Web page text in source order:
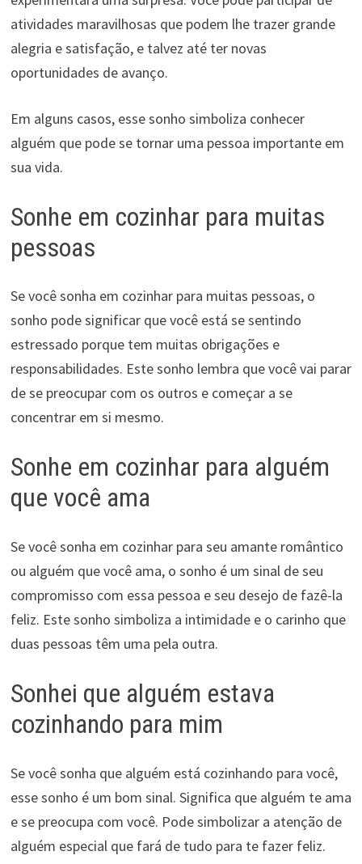
atividades maravilhosas que podem lhe trazer grande
alegria e satisfação, e talvez até ter novas
oportunidades de avanço.
Em alguns casos, esse sonho simboliza conhecer
alguém que pode se tornar uma pessoa importante em
sua vida.
Sonhe em cozinhar para muitas
pessoas
Se você sonha em cozinhar para muitas pessoas, o
sonho pode significar que você está se sentindo
estressado porque tem muitas obrigações e
responsabilidades. Este sonho lembra que você vai parar
de se preocupar com os outros e começar a se
concentrar em si mesmo.
Sonhe em cozinhar para alguém
que você ama
Se você sonha em cozinhar para seu amante romântico
ou alguém que você ama, o sonho é um sinal de seu
compromisso com essa pessoa e seu desejo de fazê-la
feliz. Este sonho simboliza a intimidade e o carinho que
duas pessoas têm uma pela outra.
Sonhei que alguém estava
cozinhando para mim
Se você sonha que alguém está cozinhando para você,
esse sonho é um bom sinal. Significa que alguém te ama
e se preocupa com você. Pode simbolizar a atenção de
alguém especial que fará de tudo para te fazer feliz.